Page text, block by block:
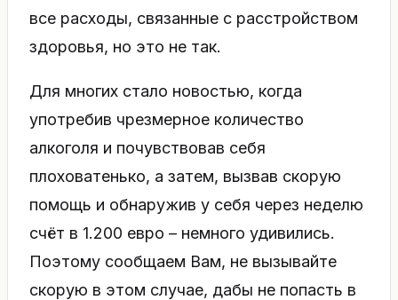
все расходы, связанные с расстройством
здоровья, но это не так.
Для многих стало новостью, когда
употребив чрезмерное количество
алкоголя и почувствовав себя
плоховатенько, а затем, вызвав скорую
помощь и обнаружив у себя через неделю
счёт в 1.200 евро – немного удивились.
Поэтому сообщаем Вам, не вызывайте
скорую в этом случае, дабы не попасть в